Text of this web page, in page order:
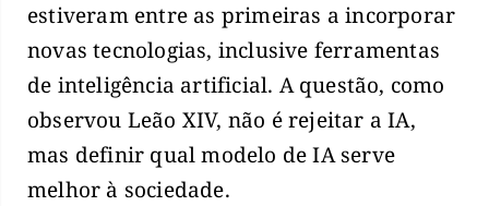
estiveram entre as primeiras a incorporar
novas tecnologias, inclusive ferramentas
de inteligência artificial. A questão, como
observou Leão XIV, não é rejeitar a IA,
mas definir qual modelo de IA serve
melhor à sociedade.